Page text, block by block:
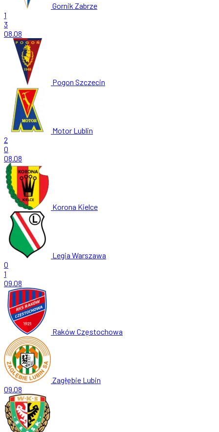
Gornik Zabrze
1
3
08.08
Pogon Szczecin
Motor Lublin
2
0
08.08
Korona Kielce
Legia Warszawa
0
1
09.08
Raków Częstochowa
Zagłębie Lubin
09.08